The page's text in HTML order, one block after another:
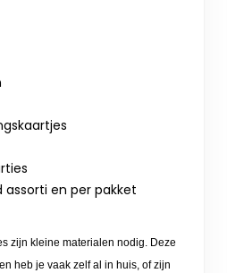
assorti en per pakket
zijn kleine materialen nodig. Deze
heb je vaak zelf al in huis, of zijn